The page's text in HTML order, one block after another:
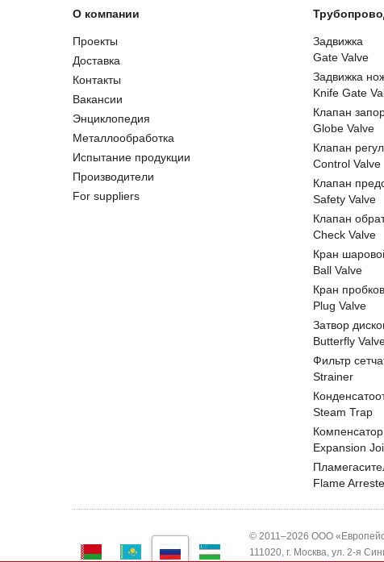
О компании
Проекты
Доставка
Контакты
Вакансии
Энциклопедия
Металлообработка
Испытание продукции
Производители
For suppliers
Задвижка
Gate Valve
Задвижка
Knife Gate
Клапан
Globe Valve
Клапан
Control Valve
Клапан
Safety Valve
Клапан
Check Valve
Кран
Ball Valve
Кран
Plug Valve
Затвор
Butterfly
Фильтр
Strainer
Steam Trap
Компенсатор
Expansion
Flame
© 2011–2026 ООО
111020, г. Москва, ул. 2-я